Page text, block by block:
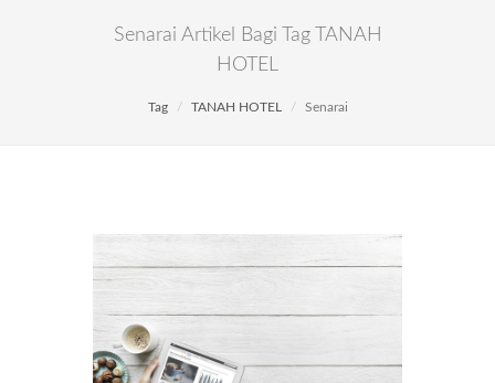
Senarai Artikel Bagi Tag TANAH
HOTEL
Tag TANAH HOTEL Senarai